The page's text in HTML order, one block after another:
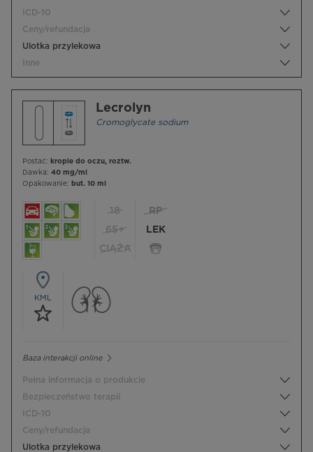
ICD-10
Ceny/refundacja
Ulotka przylekowa
Inne
Lecrolyn
Cromoglycate sodium
Postać: krople do oczu, roztw.
Dawka: 40 mg/ml
Opakowanie: but. 10 ml
18
65+
CIĄŻA
RP
LEK
KML
Baza interakcji online
Pełna informacja o produkcie
Bezpieczeństwo terapii
ICD-10
Ceny/refundacja
Ulotka przylekowa